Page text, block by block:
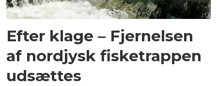
Efter klage – Fjernelsen
af nordjysk fisketrappen
udsættes